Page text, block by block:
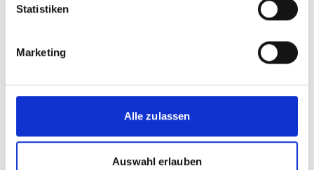
Statistiken
Marketing
Alle zulassen
Auswahl erlauben
©
Südafrika